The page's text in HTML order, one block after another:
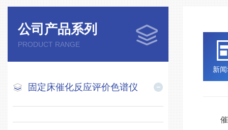
公司产品系列
PRODUCT RANGE
固定床催化反应评价色谱仪
新
催化